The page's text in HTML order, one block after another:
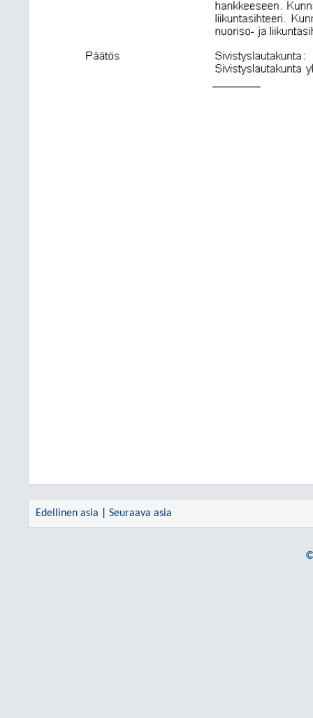
Edellinen asia Seuraava asia